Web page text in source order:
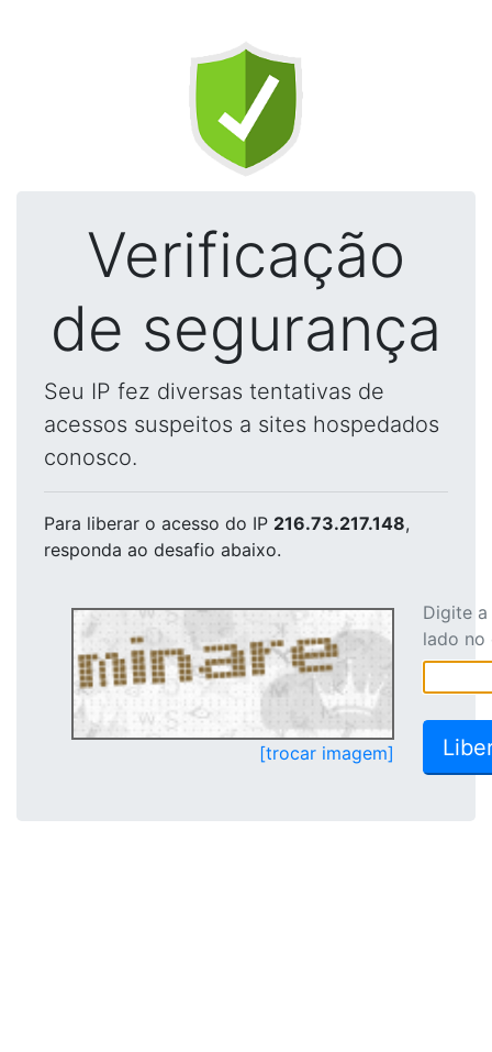
Verificação
de segurança
Seu IP fez diversas tentativas de
acessos suspeitos a sites hospedados
conosco.
Para liberar o acesso do IP 216.73.217.148,
responda ao desafio abaixo.
[trocar imagem]
Digite
lado no